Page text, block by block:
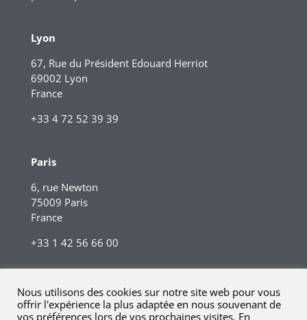
Lyon
67, Rue du Président Edouard Herriot
69002 Lyon
France
+33 4 72 52 39 39
Paris
6, rue Newton
75009 Paris
France
+33 1 42 56 66 00
Nous utilisons des cookies sur notre site web pour vous
offrir l'expérience la plus adaptée en nous souvenant de
vos préférences lors de vos prochaines visites. En